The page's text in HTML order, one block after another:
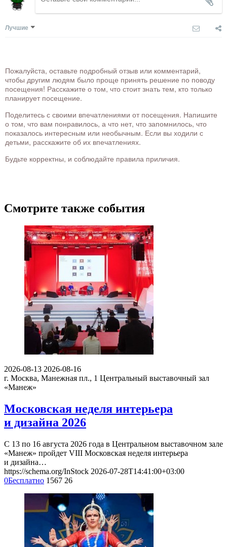
Лучшие
Пожалуйста, оставьте подробный отзыв или комментарий,
чтобы другим людям было проще принять решение по поводу
посещения! Расскажите о том, что стоит знать тем, кто только
планирует посещение.
Поделитесь с своими впечатлениями от посещения. Напишите
о том, что вам понравилось, а что нет, что запомнилось, что
показалось интересным или необычным. Если вы ходили с
детьми, расскажите об их впечатлениях.
Будьте корректны, и соблюдайте правила приличия.
Смотрите также события
2026-08-13 2026-08-16
г. Москва, Манежная пл., 1 Центральный выставочный зал
«Манеж»
Московская неделя интерьера
и дизайна 2026
С 13 по 16 августа 2026 года в Центральном выставочном зале
«Манеж» пройдет VIII Московская неделя интерьера
и дизайна…
https://schema.org/InStock 2026-07-28T14:41:00+03:00
0Бесплатно 1567 26